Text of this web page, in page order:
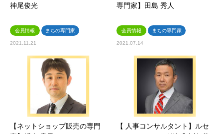
神尾俊光
会員情報 まちの専門家
2021.11.21
専門家】田島 秀人
会員情報 まちの専門家
2021.07.14
【ネットショップ販売の専門
【 人事コンサルタント】ルセ